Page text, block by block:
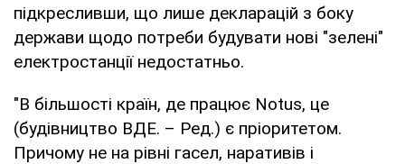
підкресливши, що лише декларацій з боку
держави щодо потреби будувати нові "зелені"
електростанції недостатньо.
"В більшості країн, де працює Notus, це
(будівництво ВДЕ. – Ред.) є пріоритетом.
Причому не на рівні гасел, наративів і